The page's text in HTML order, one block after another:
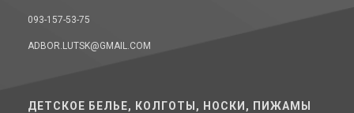
093-157-53-75
ADBOR.LUTSK@GMAIL.COM
ДЕТСКОЕ БЕЛЬЕ, КОЛГОТЫ, НОСКИ, ПИЖАМЫ